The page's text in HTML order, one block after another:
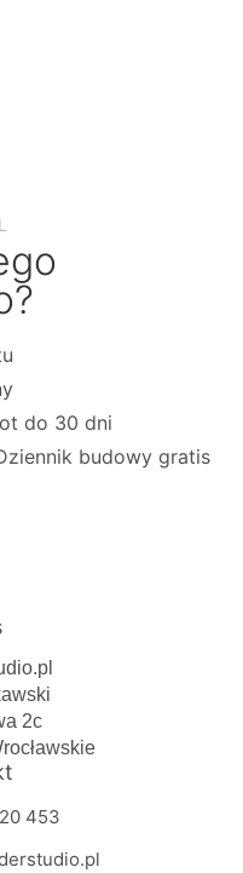
do 30 dni
budowy gratis
2c
453